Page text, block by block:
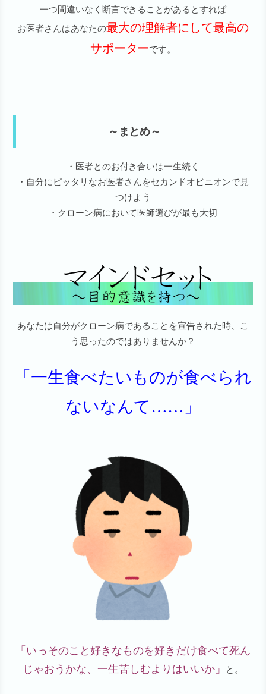
一つ間違いなく断言できることがあるとすれば
お医者さんはあなたの最大の理解者にして最高の
サポーターです。
～まとめ～
・医者とのお付き合いは一生続く
・自分にピッタリなお医者さんをセカンドオピニオンで見
つけよう
・クローン病において医師選びが最も大切
あなたは自分がクローン病であることを宣告された時、こ
う思ったのではありませんか？
「一生食べたいものが食べられ
ないなんて……」
「いっそのこと好きなものを好きだけ食べて死ん
じゃおうかな、一生苦しむよりはいいか」
と。